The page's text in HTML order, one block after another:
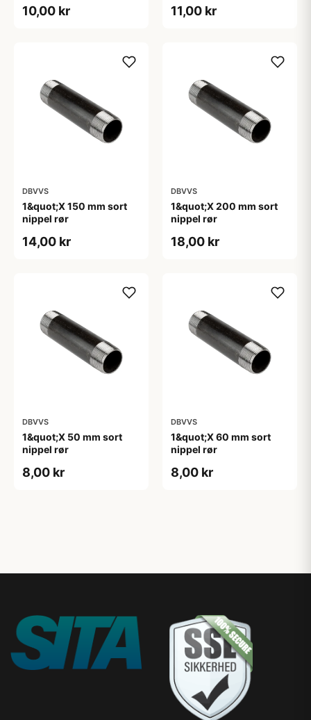
10,00 kr 11,00 kr
DBVVS
1&quot;X 150 mm sort
nippel rør
14,00 kr
DBVVS
1&quot;X 200 mm sort
nippel rør
18,00 kr
DBVVS
1&quot;X 50 mm sort
nippel rør
8,00 kr
DBVVS
1&quot;X 60 mm sort
nippel rør
8,00 kr